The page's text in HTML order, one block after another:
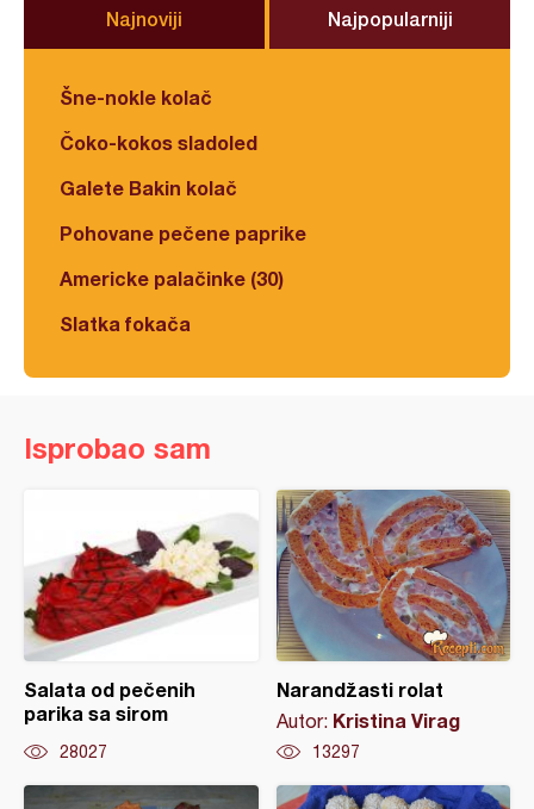
Najnoviji Najpopularniji
Šne-nokle kolač
Čoko-kokos sladoled
Galete Bakin kolač
Pohovane pečene paprike
Americke palačinke (30)
Slatka fokača
Isprobao sam
Salata od pečenih
parika sa sirom
28027
Narandžasti rolat
Autor: Kristina Virag
13297